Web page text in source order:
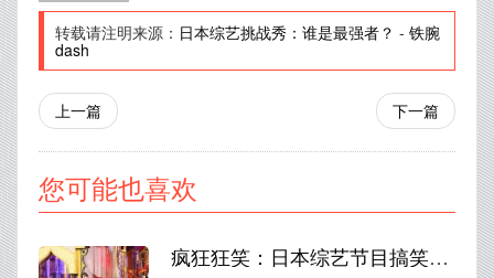
转载请注明来源： 日本综艺挑战秀：谁是最强者？ - 铁腕
dash
上一篇 下一篇
您可能也喜欢
疯狂狂笑：日本综艺节目搞笑整蛊视频，看了使人欲罢不能